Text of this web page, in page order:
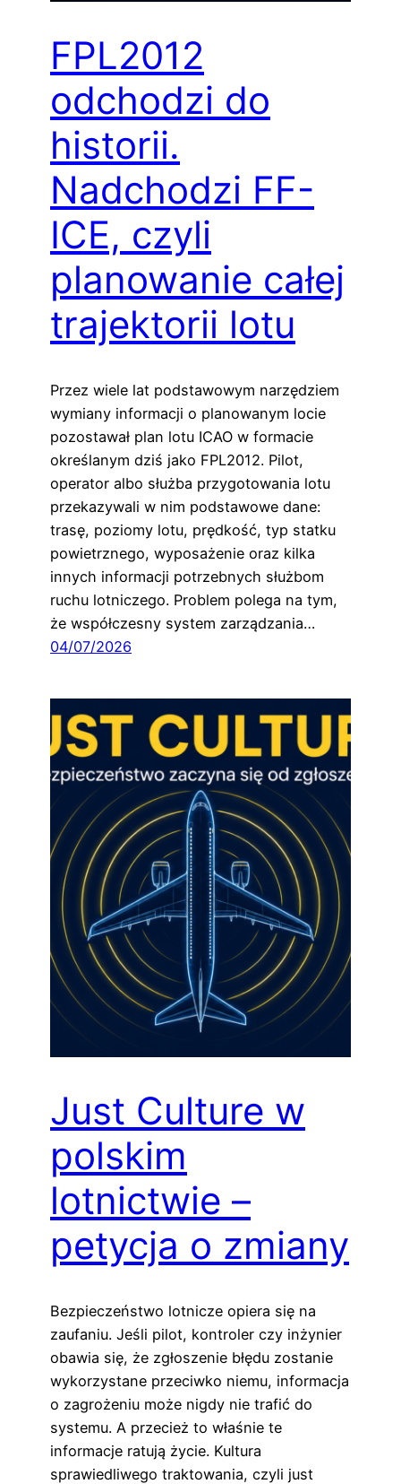
FPL2012
odchodzi do
historii.
Nadchodzi FF-
ICE, czyli
planowanie całej
trajektorii lotu
Przez wiele lat podstawowym narzędziem
wymiany informacji o planowanym locie
pozostawał plan lotu ICAO w formacie
określanym dziś jako FPL2012. Pilot,
operator albo służba przygotowania lotu
przekazywali w nim podstawowe dane:
trasę, poziomy lotu, prędkość, typ statku
powietrznego, wyposażenie oraz kilka
innych informacji potrzebnych służbom
ruchu lotniczego. Problem polega na tym,
że współczesny system zarządzania…
04/07/2026
Just Culture w
polskim
lotnictwie –
petycja o zmiany
Bezpieczeństwo lotnicze opiera się na
zaufaniu. Jeśli pilot, kontroler czy inżynier
obawia się, że zgłoszenie błędu zostanie
wykorzystane przeciwko niemu, informacja
o zagrożeniu może nigdy nie trafić do
systemu. A przecież to właśnie te
informacje ratują życie. Kultura
sprawiedliwego traktowania, czyli just